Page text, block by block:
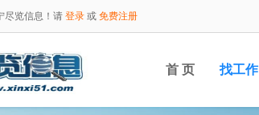
尽览信息！请 登录 或 免费注册
首 页 找工作